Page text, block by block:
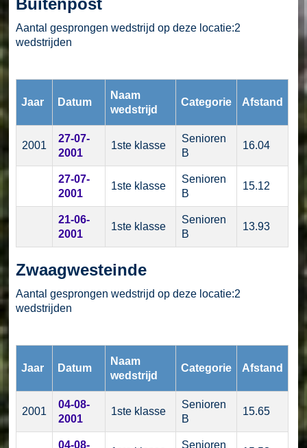
Buitenpost
Aantal gesprongen wedstrijd op deze locatie:2
wedstrijden
Jaar Datum
Naam
wedstrijd
Categorie Afstand
2001
27-07-
2001
1ste klasse
Senioren
B
16.04
27-07-
2001
1ste klasse
Senioren
B
15.12
21-06-
2001
1ste klasse
Senioren
B
13.93
Zwaagwesteinde
Aantal gesprongen wedstrijd op deze locatie:2
wedstrijden
Jaar Datum
Naam
wedstrijd
Categorie Afstand
2001
04-08-
2001
1ste klasse
Senioren
B
15.65
04-08-
Senioren